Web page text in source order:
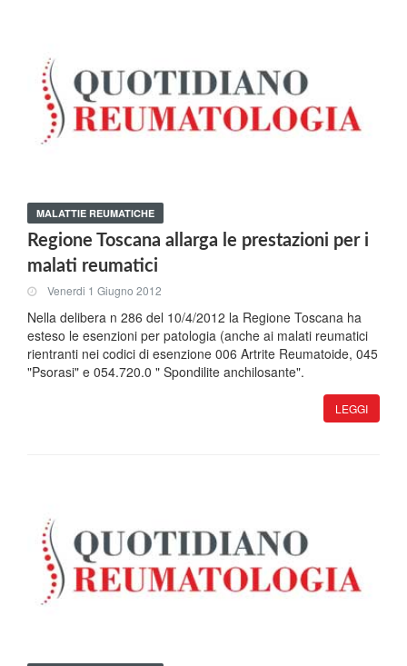
MALATTIE REUMATICHE
Regione Toscana allarga le prestazioni per i
malati reumatici
Venerdi 1 Giugno 2012
Nella delibera n 286 del 10/4/2012 la Regione Toscana ha
esteso le esenzioni per patologia (anche ai malati reumatici
rientranti nei codici di esenzione 006 Artrite Reumatoide, 045
"Psorasi" e 054.720.0 " Spondilite anchilosante".
LEGGI